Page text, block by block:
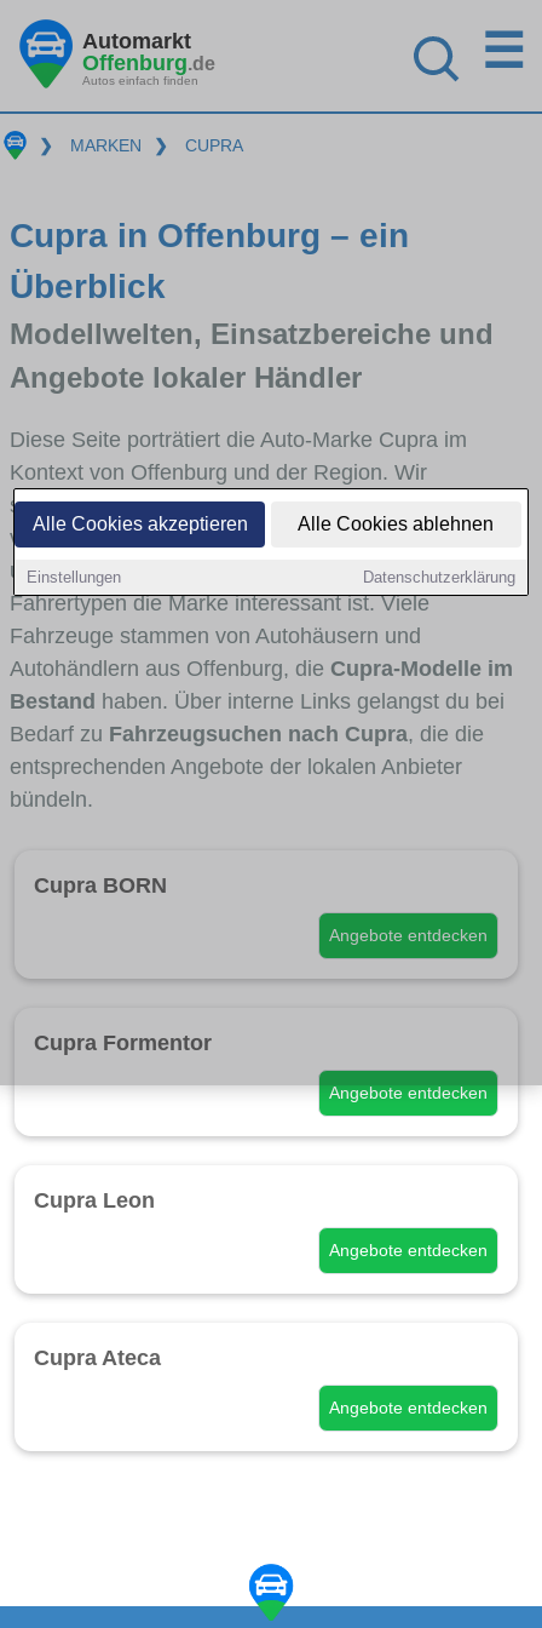
Alle Cookies akzeptieren Alle Cookies ablehnen
Einstellungen Datenschutzerklärung
Automarkt
Offenburg.de
Autos einfach finden
☰
❯ MARKEN ❯ CUPRA
Cupra in Offenburg – ein
Überblick
Modellwelten, Einsatzbereiche und
Angebote lokaler Händler
Diese Seite porträtiert die Auto-Marke Cupra im
Kontext von Offenburg und der Region. Wir
skizzieren, in welchen Fahrzeugklassen Cupra stark
vertreten ist, welche Modellreihen häufig im Stadt-
und Umlandverkehr zu sehen sind und für welche
Fahrertypen die Marke interessant ist. Viele
Fahrzeuge stammen von Autohäusern und
Autohändlern aus Offenburg, die Cupra-Modelle im
Bestand haben. Über interne Links gelangst du bei
Bedarf zu Fahrzeugsuchen nach Cupra, die die
entsprechenden Angebote der lokalen Anbieter
bündeln.
Cupra BORN
Angebote entdecken
Cupra Formentor
Angebote entdecken
Cupra Leon
Angebote entdecken
Cupra Ateca
Angebote entdecken